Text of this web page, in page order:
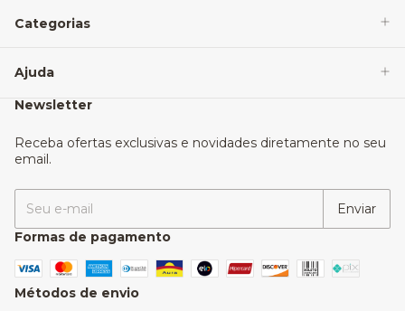
Categorias
Ajuda
Newsletter
Receba ofertas exclusivas e novidades diretamente no seu
email.
Formas de pagamento
Métodos de envio